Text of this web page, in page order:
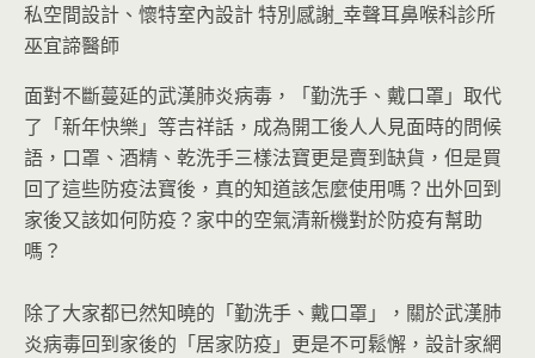
私空間設計、懷特室內設計 特別感謝_幸聲耳鼻喉科診所
巫宜諦醫師
面對不斷蔓延的武漢肺炎病毒，「勤洗手、戴口罩」取代
了「新年快樂」等吉祥話，成為開工後人人見面時的問候
語，口罩、酒精、乾洗手三樣法寶更是賣到缺貨，但是買
回了這些防疫法寶後，真的知道該怎麼使用嗎？出外回到
家後又該如何防疫？家中的空氣清新機對於防疫有幫助
嗎？
除了大家都已然知曉的「勤洗手、戴口罩」，關於武漢肺
炎病毒回到家後的「居家防疫」更是不可鬆懈，設計家網